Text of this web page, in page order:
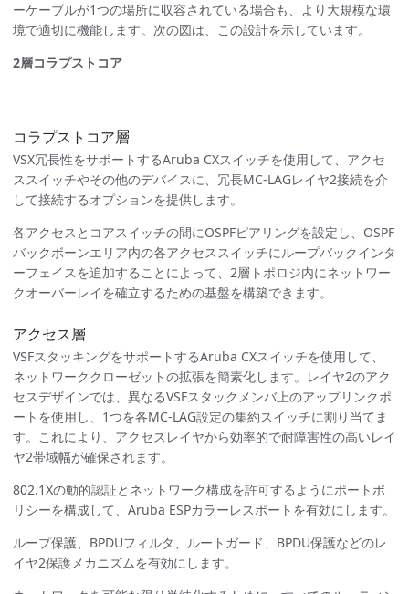
ーケーブルが1つの場所に収容されている場合も、より大規模な環
境で適切に機能します。次の図は、この設計を示しています。
2層コラプストコア
コラプストコア層
VSX冗長性をサポートするAruba CXスイッチを使用して、アクセ
ススイッチやその他のデバイスに、冗長MC-LAGレイヤ2接続を介
して接続するオプションを提供します。
各アクセスとコアスイッチの間にOSPFピアリングを設定し、OSPF
バックボーンエリア内の各アクセススイッチにループバックインタ
ーフェイスを追加することによって、2層トポロジ内にネットワー
クオーバーレイを確立するための基盤を構築できます。
アクセス層
VSFスタッキングをサポートするAruba CXスイッチを使用して、
ネットワーククローゼットの拡張を簡素化します。レイヤ2のアク
セスデザインでは、異なるVSFスタックメンバ上のアップリンクポ
ートを使用し、1つを各MC-LAG設定の集約スイッチに割り当てま
す。これにより、アクセスレイヤから効率的で耐障害性の高いレイ
ヤ2帯域幅が確保されます。
802.1Xの動的認証とネットワーク構成を許可するようにポートポ
リシーを構成して、Aruba ESPカラーレスポートを有効にします。
ループ保護、BPDUフィルタ、ルートガード、BPDU保護などのレ
イヤ2保護メカニズムを有効にします。